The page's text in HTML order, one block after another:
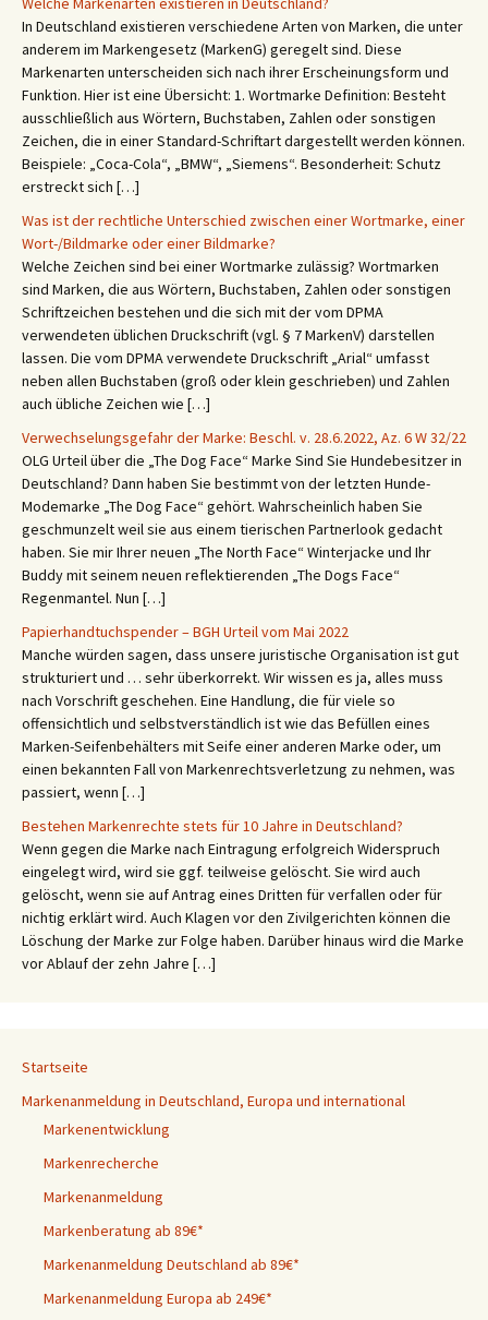
In Deutschland existieren verschiedene Arten von Marken, die unter
anderem im Markengesetz (MarkenG) geregelt sind. Diese
Markenarten unterscheiden sich nach ihrer Erscheinungsform und
Funktion. Hier ist eine Übersicht: 1. Wortmarke Definition: Besteht
ausschließlich aus Wörtern, Buchstaben, Zahlen oder sonstigen
Zeichen, die in einer Standard-Schriftart dargestellt werden können.
Beispiele: „Coca-Cola“, „BMW“, „Siemens“. Besonderheit: Schutz
erstreckt sich […]
Was ist der rechtliche Unterschied zwischen einer Wortmarke, einer
Wort-/Bildmarke oder einer Bildmarke?
Welche Zeichen sind bei einer Wortmarke zulässig? Wortmarken
sind Marken, die aus Wörtern, Buchstaben, Zahlen oder sonstigen
Schriftzeichen bestehen und die sich mit der vom DPMA
verwendeten üblichen Druckschrift (vgl. § 7 MarkenV) darstellen
lassen. Die vom DPMA verwendete Druckschrift „Arial“ umfasst
neben allen Buchstaben (groß oder klein geschrieben) und Zahlen
auch übliche Zeichen wie […]
Verwechselungsgefahr der Marke: Beschl. v. 28.6.2022, Az. 6 W 32/22
OLG Urteil über die „The Dog Face“ Marke Sind Sie Hundebesitzer in
Deutschland? Dann haben Sie bestimmt von der letzten Hunde-
Modemarke „The Dog Face“ gehört. Wahrscheinlich haben Sie
geschmunzelt weil sie aus einem tierischen Partnerlook gedacht
haben. Sie mir Ihrer neuen „The North Face“ Winterjacke und Ihr
Buddy mit seinem neuen reflektierenden „The Dogs Face“
Regenmantel. Nun […]
Papierhandtuchspender – BGH Urteil vom Mai 2022
Manche würden sagen, dass unsere juristische Organisation ist gut
strukturiert und … sehr überkorrekt. Wir wissen es ja, alles muss
nach Vorschrift geschehen. Eine Handlung, die für viele so
offensichtlich und selbstverständlich ist wie das Befüllen eines
Marken-Seifenbehälters mit Seife einer anderen Marke oder, um
einen bekannten Fall von Markenrechtsverletzung zu nehmen, was
passiert, wenn […]
Bestehen Markenrechte stets für 10 Jahre in Deutschland?
Wenn gegen die Marke nach Eintragung erfolgreich Widerspruch
eingelegt wird, wird sie ggf. teilweise gelöscht. Sie wird auch
gelöscht, wenn sie auf Antrag eines Dritten für verfallen oder für
nichtig erklärt wird. Auch Klagen vor den Zivilgerichten können die
Löschung der Marke zur Folge haben. Darüber hinaus wird die Marke
vor Ablauf der zehn Jahre […]
Startseite
Markenanmeldung in Deutschland, Europa und international
Markenentwicklung
Markenrecherche
Markenanmeldung
Markenberatung ab 89€*
Markenanmeldung Deutschland ab 89€*
Markenanmeldung Europa ab 249€*